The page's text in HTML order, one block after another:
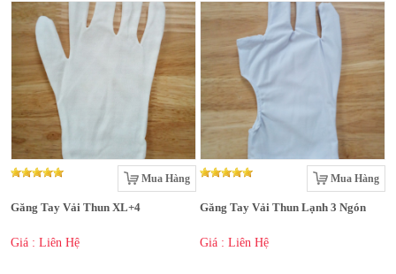
Mua Hàng
Găng Tay Vải Thun XL+4
Giá : Liên Hệ
Mua Hàng
Găng Tay Vải Thun Lạnh 3 Ngón
Giá : Liên Hệ